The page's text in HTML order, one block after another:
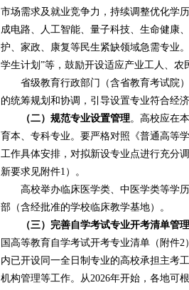
市场需求及就业竞争力，持续调整优化学
成电路、人工智能、量子科技、生命健康
护、家政、康复等民生紧缺领域急需专业。
学生计划”等，鼓励开设适应产业工人、
省级教育行政部门（含省教育考试院
的统筹规划和协调，引导设置专业符合经
（二）规范专业设置管理。高校应在
育本、专科专业。要严格对照《普通高等
工作具体安排 ，对拟新设专业点进行充分
新要求见附件1）。
高校举办临床医学类、中医学类等学
部（含经批准的学校临床教学基地）。
（三）完善自学考试专业开考清单管
国高等教育自学考试开考专业清单（附件2
内已开设同一全日制专业的高校承担主考
机构管理等工作。从2026年开始，各地可